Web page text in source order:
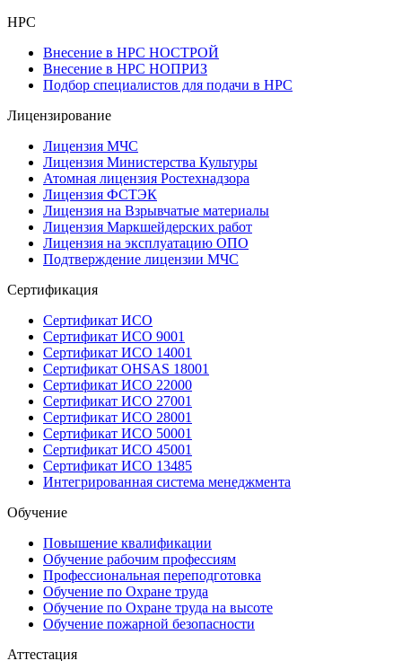
НРС
Внесение в НРС НОСТРОЙ
Внесение в НРС НОПРИЗ
Подбор специалистов для подачи в НРС
Лицензирование
Лицензия МЧС
Лицензия Министерства Культуры
Атомная лицензия Ростехнадзора
Лицензия ФСТЭК
Лицензия на Взрывчатые материалы
Лицензия Маркшейдерских работ
Лицензия на эксплуатацию ОПО
Подтверждение лицензии МЧС
Сертификация
Сертификат ИСО
Сертификат ИСО 9001
Сертификат ИСО 14001
Сертификат OHSAS 18001
Сертификат ИСО 22000
Сертификат ИСО 27001
Сертификат ИСО 28001
Сертификат ИСО 50001
Сертификат ИСО 45001
Сертификат ИСО 13485
Интегрированная система менеджмента
Обучение
Повышение квалификации
Обучение рабочим профессиям
Профессиональная переподготовка
Обучение по Охране труда
Обучение по Охране труда на высоте
Обучение пожарной безопасности
Аттестация